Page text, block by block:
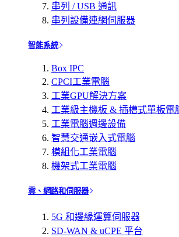
串列 / USB 通訊
串列設備連網伺服器
智能系統
Box IPC
CPCI工業電腦
工業GPU解決方案
工業級主機板 & 插槽式單板電
工業電腦週邊設備
智慧交通嵌入式電腦
模組化工業電腦
機架式工業電腦
雲、網路和伺服器
5G 和邊緣運算伺服器
SD-WAN & uCPE 平台